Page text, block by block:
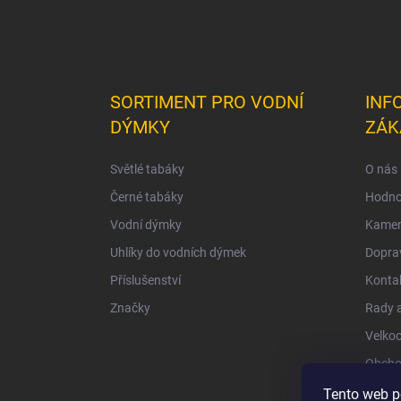
Tento web
SORTIMENT PRO VODNÍ
DÝMKY
Světlé tabáky
Černé tabáky
Vodní dýmky
Uhlíky do vodních dýmek
Příslušenství
Značky
O nás
Rady